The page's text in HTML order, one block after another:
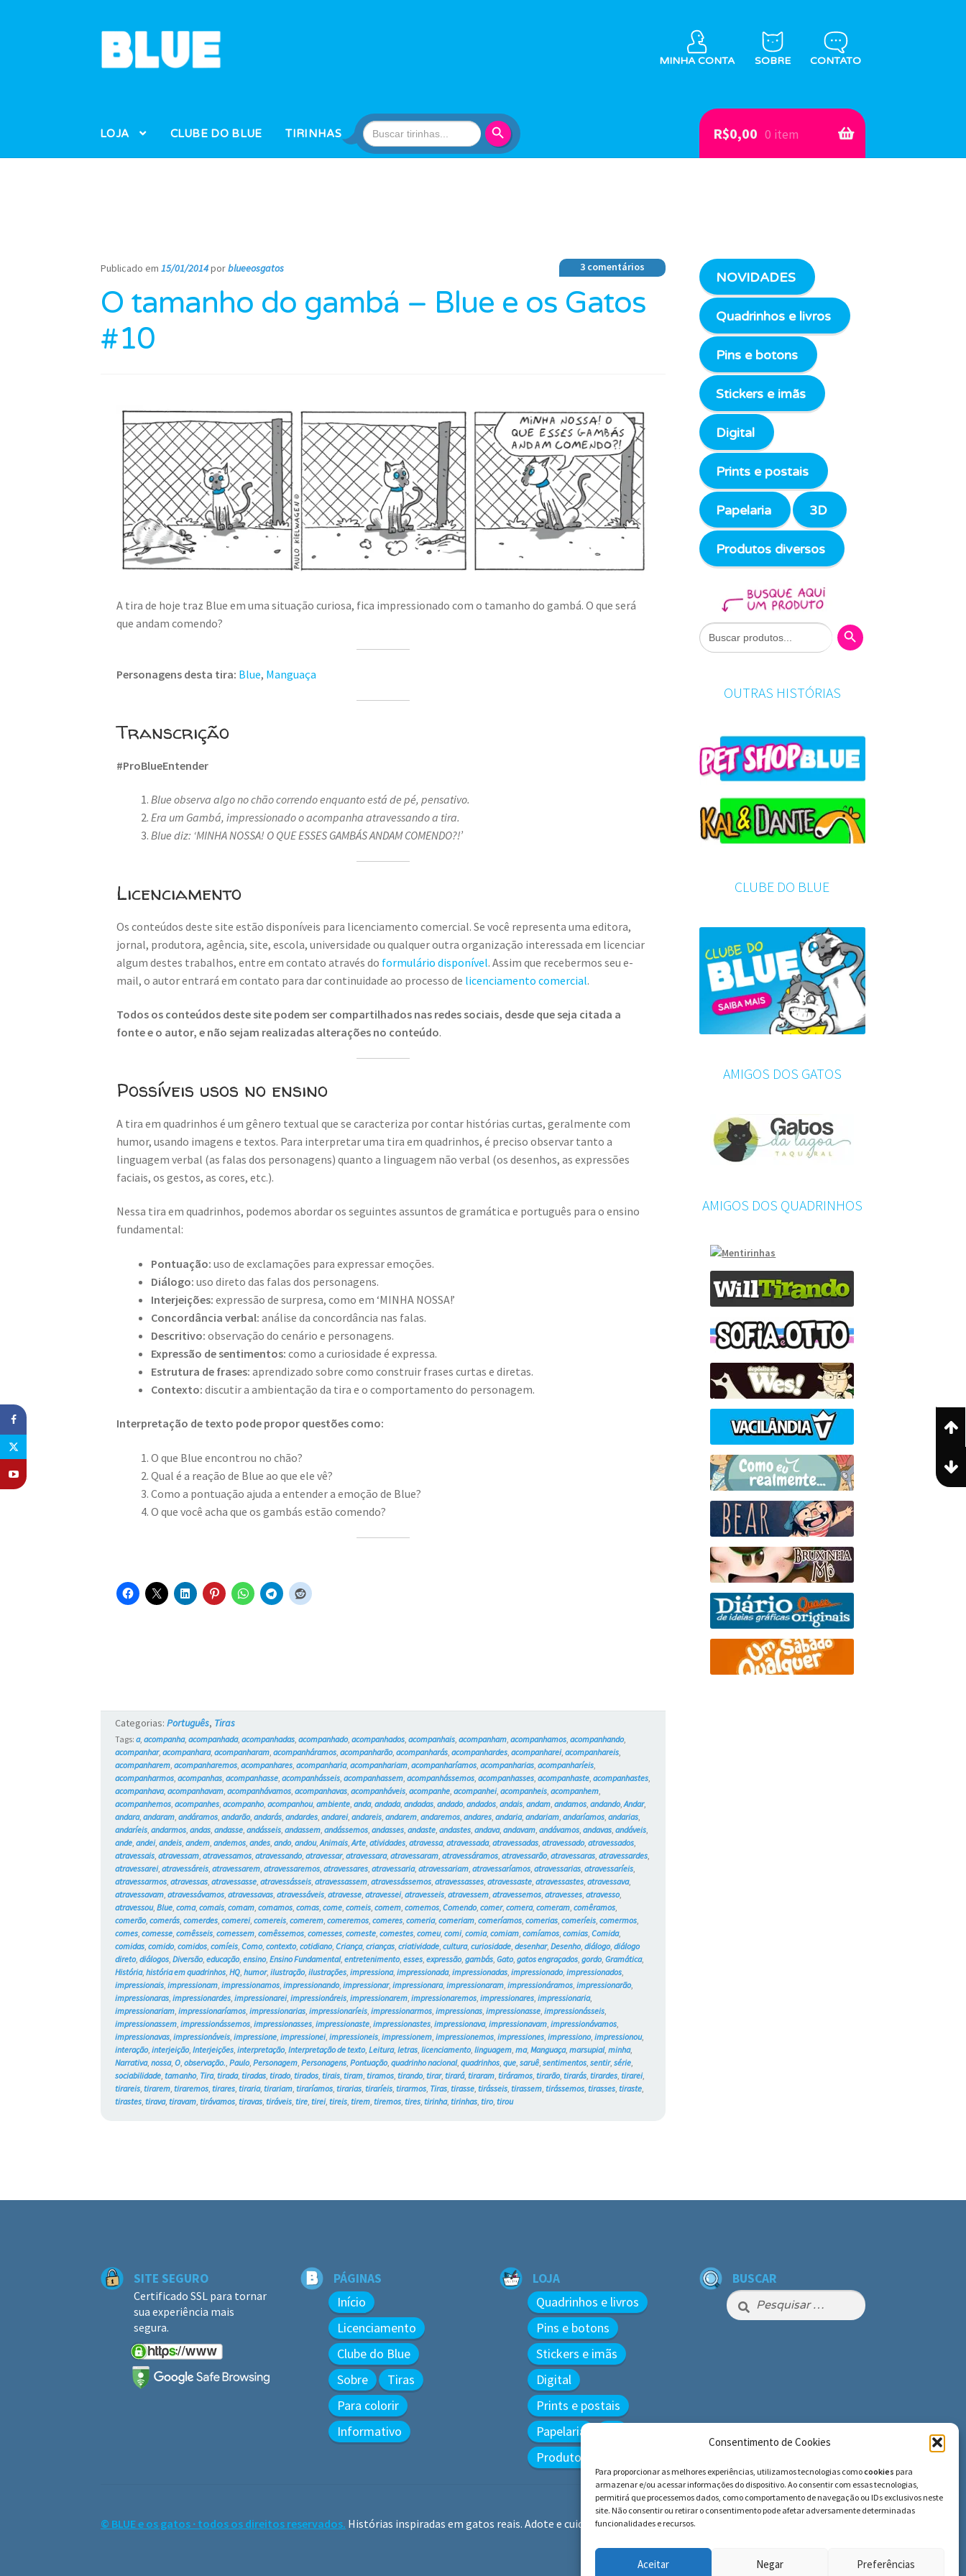
Consentimento de Cookies
Para proporcionar as melhores experiências, utilizamos tecnologias comocookies para
armazenar e/ou acessar informações do dispositivo. Ao consentir com essas tecnologias,
permitirá que processemos dados, como comportamento de navegação ou IDs exclusivos neste
site. Não consentir ou retirar o consentimento pode afetar adversamente determinadas
funcionalidades e recursos.
Aceitar Negar Preferências
Pular
para
Pular
para
MINHA CONTA SOBRE CONTATO
LOJA CLUBE DO BLUE TIRINHAS
Search
for:
R$0,00 0 item
Publicado em15/01/2014porblueeosgatos 3 comentários
O tamanho do gambá – Blue e os Gatos
#10
A tira de hoje traz Blue em uma situação curiosa, fica impressionado com o tamanho do gambá. O que será
que andam comendo?
Personagens desta tira: Blue, Manguaça
Transcrição
#ProBlueEntender
Blue observa algo no chão correndo enquanto está de pé, pensativo.
Era um Gambá, impressionado o acompanha atravessando a tira.
Blue diz: ‘MINHA NOSSA! O QUE ESSES GAMBÁS ANDAM COMENDO?!’
Licenciamento
Os conteúdos deste site estão disponíveis para licenciamento comercial. Se você representa uma editora,
jornal, produtora, agência, site, escola, universidade ou qualquer outra organização interessada em licenciar
algum destes trabalhos, entre em contato através do formulário disponível. Assim que recebermos seu e-
mail, o autor entrará em contato para dar continuidade ao processo de licenciamento comercial.
Todos os conteúdos deste site podem ser compartilhados nas redes sociais, desde que seja citada a
fonte e o autor, e não sejam realizadas alterações no conteúdo.
Possíveis usos no ensino
A tira em quadrinhos é um gênero textual que se caracteriza por contar histórias curtas, geralmente com
humor, usando imagens e textos. Para interpretar uma tira em quadrinhos, é preciso observar tanto a
linguagem verbal (as falas dos personagens) quanto a linguagem não verbal (os desenhos, as expressões
faciais, os gestos, as cores, etc.).
Nessa tira em quadrinhos, podemos abordar os seguintes assuntos de gramática e português para o ensino
fundamental:
Pontuação: uso de exclamações para expressar emoções.
Diálogo: uso direto das falas dos personagens.
Interjeições: expressão de surpresa, como em ‘MINHA NOSSA!’
Concordância verbal: análise da concordância nas falas.
Descritivo: observação do cenário e personagens.
Expressão de sentimentos: como a curiosidade é expressa.
Estrutura de frases: aprendizado sobre como construir frases curtas e diretas.
Contexto: discutir a ambientação da tira e o comportamento do personagem.
Interpretação de texto pode propor questões como:
O que Blue encontrou no chão?
Qual é a reação de Blue ao que ele vê?
Como a pontuação ajuda a entender a emoção de Blue?
O que você acha que os gambás estão comendo?
Categorias:Português, Tiras
Tags:a,acompanha,acompanhada,acompanhadas,acompanhado,acompanhados,acompanhais,acompanham,acompanhamos,acompanhando,
acompanhar,acompanhara,acompanharam,acompanháramos,acompanharão,acompanharás,acompanhardes,acompanharei,acompanhareis,
acompanharem,acompanharemos,acompanhares,acompanharia,acompanhariam,acompanharíamos,acompanharias,acompanharíeis,
acompanharmos,acompanhas,acompanhasse,acompanhásseis,acompanhassem,acompanhássemos,acompanhasses,acompanhaste,acompanhastes,
acompanhava,acompanhavam,acompanhávamos,acompanhavas,acompanháveis,acompanhe,acompanhei,acompanheis,acompanhem,
acompanhemos,acompanhes,acompanho,acompanhou,ambiente,anda,andada,andadas,andado,andados,andais,andam,andamos,andando,Andar,
andara,andaram,andáramos,andarão,andarás,andardes,andarei,andareis,andarem,andaremos,andares,andaria,andariam,andaríamos,andarias,
andaríeis,andarmos,andas,andasse,andásseis,andassem,andássemos,andasses,andaste,andastes,andava,andavam,andávamos,andavas,andáveis,
ande,andei,andeis,andem,andemos,andes,ando,andou,Animais,Arte,atividades,atravessa,atravessada,atravessadas,atravessado,atravessados,
atravessais,atravessam,atravessamos,atravessando,atravessar,atravessara,atravessaram,atravessáramos,atravessarão,atravessaras,atravessardes,
atravessarei,atravessáreis,atravessarem,atravessaremos,atravessares,atravessaria,atravessariam,atravessaríamos,atravessarias,atravessaríeis,
atravessarmos,atravessas,atravessasse,atravessásseis,atravessassem,atravessássemos,atravessasses,atravessaste,atravessastes,atravessava,
atravessavam,atravessávamos,atravessavas,atravessáveis,atravesse,atravessei,atravesseis,atravessem,atravessemos,atravesses,atravesso,
atravessou,Blue,coma,comais,comam,comamos,comas,come,comeis,comem,comemos,Comendo,comer,comera,comeram,comêramos,
comerão,comerás,comerdes,comerei,comereis,comerem,comeremos,comeres,comeria,comeriam,comeríamos,comerias,comeríeis,comermos,
comes,comesse,comêsseis,comessem,comêssemos,comesses,comeste,comestes,comeu,comi,comia,comiam,comíamos,comias,Comida,
comidas,comido,comidos,comíeis,Como,contexto,cotidiano,Criança,crianças,criatividade,cultura,curiosidade,desenhar,Desenho,diálogo,diálogo
direto,diálogos,Diversão,educação,ensino,Ensino Fundamental,entretenimento,esses,expressão,gambás,Gato,gatos engraçados,gordo,Gramática,
História,história em quadrinhos,HQ,humor,ilustração,ilustrações,impressiona,impressionada,impressionadas,impressionado,impressionados,
impressionais,impressionam,impressionamos,impressionando,impressionar,impressionara,impressionaram,impressionáramos,impressionarão,
impressionaras,impressionardes,impressionarei,impressionáreis,impressionarem,impressionaremos,impressionares,impressionaria,
impressionariam,impressionaríamos,impressionarias,impressionaríeis,impressionarmos,impressionas,impressionasse,impressionásseis,
impressionassem,impressionássemos,impressionasses,impressionaste,impressionastes,impressionava,impressionavam,impressionávamos,
impressionavas,impressionáveis,impressione,impressionei,impressioneis,impressionem,impressionemos,impressiones,impressiono,impressionou,
interação,interjeição,Interjeições,interpretação,Interpretação de texto,Leitura,letras,licenciamento,linguagem,ma,Manguaça,marsupial,minha,
Narrativa,nossa,O,observação.,Paulo,Personagem,Personagens,Pontuação,quadrinho nacional,quadrinhos,que,saruê,sentimentos,sentir,série,
sociabilidade,tamanho, Tira,tirada,tiradas,tirado,tirados,tirais,tiram,tiramos,tirando,tirar,tirará,tiraram,tiráramos,tirarão,tirarás,tirardes,tirarei,
tirareis,tirarem,tiraremos,tirares,tiraria,tirariam,tiraríamos,tirarias,tiraríeis,tirarmos, Tiras,tirasse,tirásseis,tirassem,tirássemos,tirasses,tiraste,
tirastes,tirava,tiravam,tirávamos,tiravas,tiráveis,tire,tirei,tireis,tirem,tiremos,tires,tirinha,tirinhas,tiro,tirou
NOVIDADES
Quadrinhos e livros
Pins e botons
Stickers e imãs
Digital
Prints e postais
Papelaria 3D
Produtos diversos
Search
for:
Search Button
OUTRAS HISTÓRIAS
CLUBE DO BLUE
AMIGOS DOS GATOS
AMIGOS DOS QUADRINHOS
SITE SEGURO
Certificado SSL para tornar
sua experiência mais
segura.
PÁGINAS
Início
Licenciamento
Clube do Blue
Sobre
Tiras
Para colorir
Informativo
LOJA
Quadrinhos e livros
Pins e botons
Stickers e imãs
Digital
Prints e postais
Papelaria
Produtos diversos
BUSCAR
Pesquisar
por:
© BLUE e os gatos ∙ todos os direitos reservados. Histórias inspiradas em gatos reais. Adote e cuide dos gatos!